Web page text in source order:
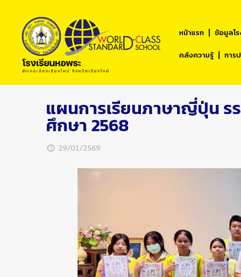
หน้าแรก ข้อมูลโ
คลังความรู้
การ
แผนการเรียนภาษาญี่ปุ่น ร
ศึกษา 2568
29/01/2569